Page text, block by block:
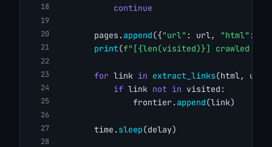
continue
        pages.
append({"url" : url, "html" :
print(f"[{len(visited)}] crawled
for link in extract_links(html, url,
if link not in visited:
                frontier.
append(link)
        time.
sleep(delay)